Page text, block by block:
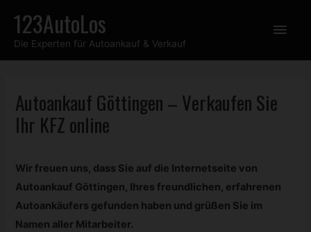
Inhalt
springen
123AutoLos
Die Experten für Autoankauf & Verkauf
Autoankauf Göttingen – Verkaufen Sie
Ihr KFZonline
Wir freuen uns, dass Sie auf die Internetseite von
Autoankauf Göttingen, Ihres freundlichen, erfahrenen
Autoankäufers gefunden haben und grüßen Sie im
Namen aller Mitarbeiter.